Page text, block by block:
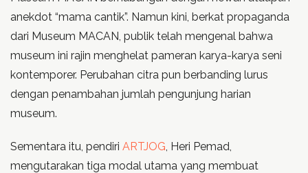
anekdot “mama cantik”. Namun kini, berkat propaganda
dari Museum MACAN, publik telah mengenal bahwa
museum ini rajin menghelat pameran karya-karya seni
kontemporer. Perubahan citra pun berbanding lurus
dengan penambahan jumlah pengunjung harian
museum.
Sementara itu, pendiri ARTJOG , Heri Pemad,
mengutarakan tiga modal utama yang membuat